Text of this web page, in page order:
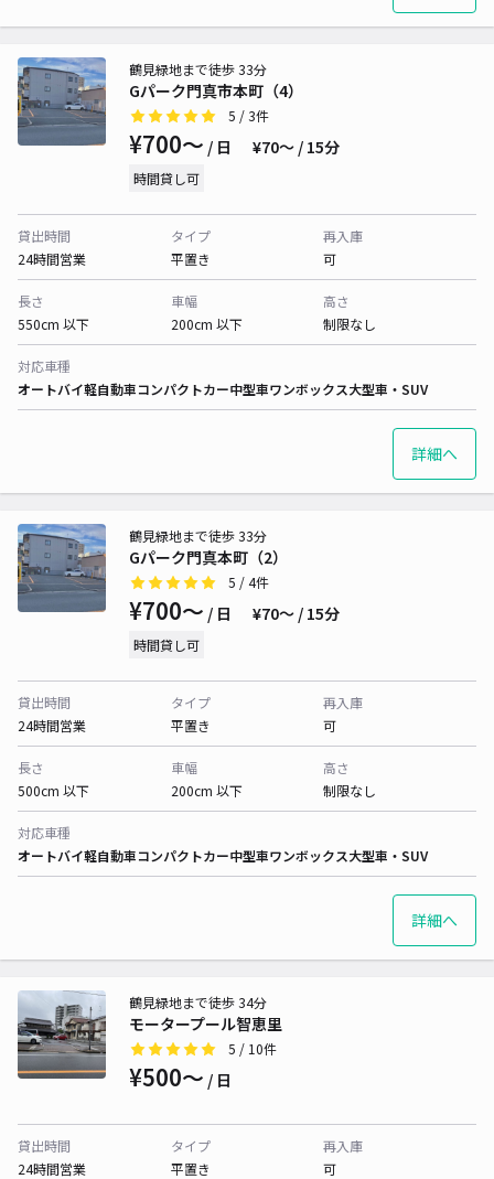
Gパーク門真市本町（4）
鶴見緑地まで徒歩 33分
5 / 3件
¥700〜 / 日 ¥70〜 / 15分
時間貸し可
貸出時間
24時間営業
タイプ
平置き
再入庫
可
長さ
550cm 以下
車幅
200cm 以下
高さ
制限なし
対応車種
オートバイ軽自動車コンパクトカー中型車ワンボックス大型車・SUV
詳細へ
Gパーク門真本町（2）
鶴見緑地まで徒歩 33分
5 / 4件
¥700〜 / 日 ¥70〜 / 15分
時間貸し可
貸出時間
24時間営業
タイプ
平置き
再入庫
可
長さ
500cm 以下
車幅
200cm 以下
高さ
制限なし
対応車種
オートバイ軽自動車コンパクトカー中型車ワンボックス大型車・SUV
詳細へ
モータープール智恵里
鶴見緑地まで徒歩 34分
5 / 10件
¥500〜 / 日
貸出時間
24時間営業
タイプ
平置き
再入庫
可